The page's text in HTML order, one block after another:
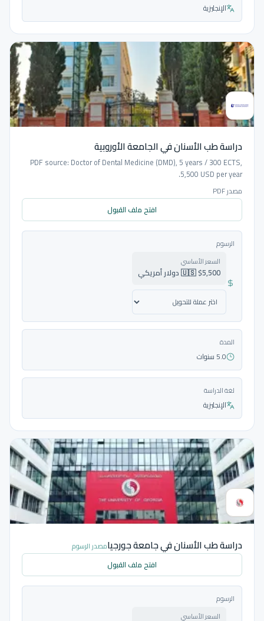
الإنجليزية
دراسة طب الأسنان في الجامعة الأوروبية
PDF source: Doctor of Dental Medicine (DMD), 5 years / 300 ECTS,
5,500 USD per year.
مصدر PDF
افتح ملف القبول
الرسوم
السعر الأساسي
🇺🇸 $5,500 دولار أمريكي
المدة
5.0 سنوات
لغة الدراسة
الإنجليزية
دراسة طب الأسنان في جامعة جورجيامصدر الرسوم
افتح ملف القبول
الرسوم
السعر الأساسي